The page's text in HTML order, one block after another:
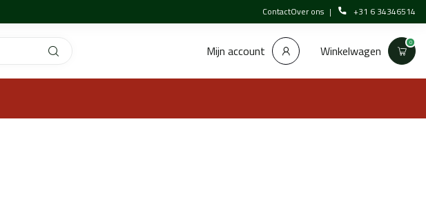
ContactOver ons +31 6 34346514
Mijn account Winkelwagen 0